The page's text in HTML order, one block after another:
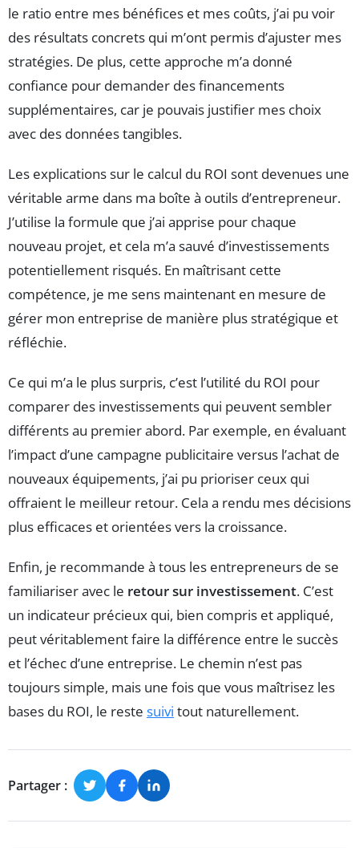
le ratio entre mes bénéfices et mes coûts, j’ai pu voir
des résultats concrets qui m’ont permis d’ajuster mes
stratégies. De plus, cette approche m’a donné
confiance pour demander des financements
supplémentaires, car je pouvais justifier mes choix
avec des données tangibles.
Les explications sur le calcul du ROI sont devenues une
véritable arme dans ma boîte à outils d’entrepreneur.
J’utilise la formule que j’ai apprise pour chaque
nouveau projet, et cela m’a sauvé d’investissements
potentiellement risqués. En maîtrisant cette
compétence, je me sens maintenant en mesure de
gérer mon entreprise de manière plus stratégique et
réfléchie.
Ce qui m’a le plus surpris, c’est l’utilité du ROI pour
comparer des investissements qui peuvent sembler
différents au premier abord. Par exemple, en évaluant
l’impact d’une campagne publicitaire versus l’achat de
nouveaux équipements, j’ai pu prioriser ceux qui
offraient le meilleur retour. Cela a rendu mes décisions
plus efficaces et orientées vers la croissance.
Enfin, je recommande à tous les entrepreneurs de se
familiariser avec le retour sur investissement. C’est
un indicateur précieux qui, bien compris et appliqué,
peut véritablement faire la différence entre le succès
et l’échec d’une entreprise. Le chemin n’est pas
toujours simple, mais une fois que vous maîtrisez les
bases du ROI, le reste suivi tout naturellement.
Partager :